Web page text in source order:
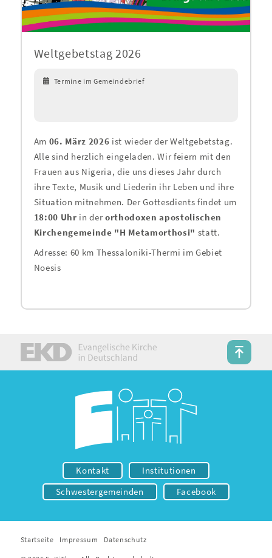
Weltgebetstag 2026
Termine im Gemeindebrief
Am 06. März 2026 ist wieder der Weltgebetstag.
Alle sind herzlich eingeladen. Wir feiern mit den
Frauen aus Nigeria, die uns dieses Jahr durch
ihre Texte, Musik und Liederin ihr Leben und ihre
Situation mitnehmen. Der Gottesdients findet um
18:00 Uhr in der orthodoxen apostolischen
Kirchengemeinde "H Metamorthosi" statt.
Adresse: 60 km Thessaloniki-Thermi im Gebiet
Noesis
Kontakt
Institutionen
Schwestergemeinden
Facebook
Startseite Impressum Datenschutz